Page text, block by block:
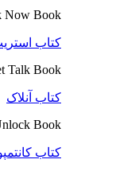
Now Book
کتاب
Talk Book
کتاب آنلاک
Book
کتاب